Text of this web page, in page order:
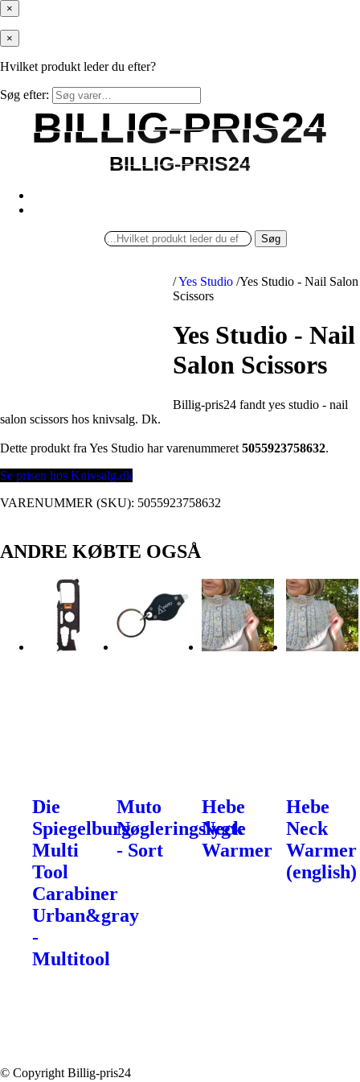
×
×
Hvilket produkt leder du efter?
Søg efter:
BILLIG-PRIS24
BILLIG-PRIS24
BILLIG-PRIS24
BILLIG-PRIS24
Søg
/Yes Studio /Yes Studio - Nail Salon
Scissors
Yes Studio - Nail
Salon Scissors
Billig-pris24 fandt yes studio - nail
salon scissors hos knivsalg. Dk.
Dette produkt fra Yes Studio har varenummeret 5055923758632.
Se prisen hos Knivsalg.dk
VARENUMMER (SKU): 5055923758632
ANDRE KØBTE OGSÅ
Die
Spiegelburg
Multi
Tool
Carabiner
Urban&gray
-
Multitool
Muto
Nøgleringslygte
- Sort
Hebe
Neck
Warmer
Hebe
Neck
Warmer
(english)
© Copyright Billig-pris24